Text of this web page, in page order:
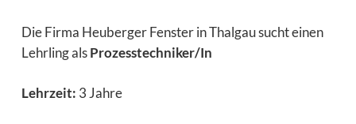
Die Firma Heuberger Fenster in Thalgau sucht einen
Lehrling alsProzesstechniker/In
Lehrzeit: 3 Jahre